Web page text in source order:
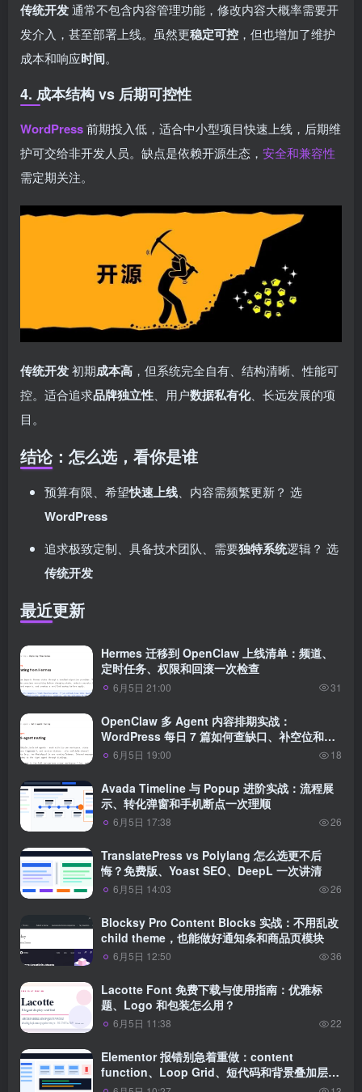
传统开发通常不包含内容管理功能，修改内容大概率需要开
发介入，甚至部署上线。虽然更稳定可控 ，但也增加了维护
成本和响应时间。
4. 成本结构 vs 后期可控性
WordPress前期投入低，适合中小型项目快速上线，后期维
护可交给非开发人员。缺点是依赖开源生态， 安全和兼容性
需定期关注。
传统开发初期成本高 ，但系统完全自有、结构清晰、性能可
控。适合追求品牌独立性、用户数据私有化、长远发展的项
目。
结论：怎么选，看你是谁
预算有限、希望快速上线、内容需频繁更新？ 选
WordPress
追求极致定制、具备技术团队、需要独特系统逻辑？ 选
传统开发
最近更新
Hermes 迁移到 OpenClaw 上线清单：频道、
定时任务、权限和回滚一次检查
6月5日 21:00 31
OpenClaw 多 Agent 内容排期实战：
WordPress 每日 7 篇如何查缺口、补空位和防
漏发6月5日 19:00 18
Avada Timeline 与 Popup 进阶实战：流程展
示、转化弹窗和手机断点一次理顺
6月5日 17:38 26
TranslatePress vs Polylang 怎么选更不后
悔？免费版、Yoast SEO、DeepL 一次讲清
6月5日 14:03 26
Blocksy Pro Content Blocks 实战：不用乱改
child theme，也能做好通知条和商品页模块
6月5日 12:50 36
Lacotte Font 免费下载与使用指南：优雅标
题、Logo 和包装怎么用？
6月5日 11:38 22
Elementor 报错别急着重做：content
function、Loop Grid、短代码和背景叠加层一
次排查